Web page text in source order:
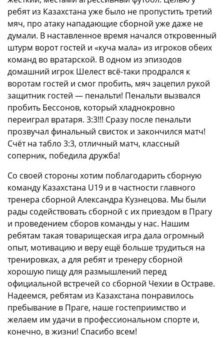
ребят из Казахстана уже было не пропустить третий
мяч, про атаку нападающие сборной уже даже не
думали. В наставленное время начался откровенный
штурм ворот гостей и «куча мала» из игроков обеих
команд во вратарской. В одном из эпизодов
домашний игрок Шелест всё-таки продрался к
воротам гостей и смог пробить, мяч зацепил рукой
защитник гостей — пенальти! Пенальти вызвался
пробить Бессонов, который хладнокровно
переиграл вратаря. 3:3!!! Сразу после пенальти
прозвучал финальный свисток и закончился матч!
Счёт на табло 3:3, отличный матч, классный
соперник, победила дружба!
Со своей стороны хотим поблагодарить сборную
команду Казахстана U19 и в частности главного
тренера сборной Александра Кузнецова. Мы были
рады содействовать сборной с их приездом в Прагу
и проведением сборов команды у нас. Нашим
ребятам такая товарищеская игра дала огромный
опыт, мотивацию и веру ещё больше трудиться на
тренировках, а для ребят и тренеру сборной
хорошую пищу для размышлений перед
официальной встречей со сборной Чехии в Остраве.
Надеемся, ребятам из Казахстана понравилось
пребывание в Праге, наше гостеприимство и
желаем им удачи в профессиональном спорте и,
конечно, в жизни! Спасибо всем!